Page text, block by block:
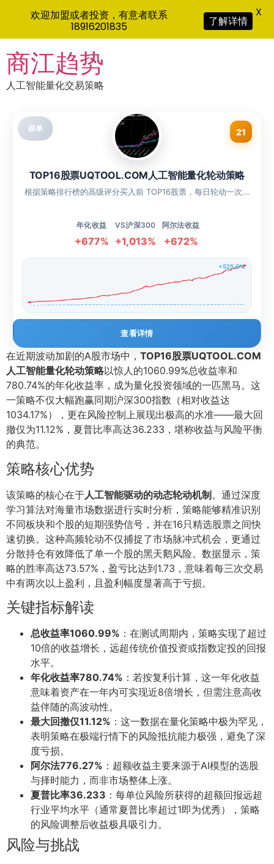
to
content
商江趋势
人工智能量化交易策略
跟单 21
TOP16股票UQTOOL.COM人工智能量化轮动策略
根据策略排行榜的高级评分买入前 TOP16股票，每日轮动一次...
年化收益
+677%
VS沪深300
+1,013%
阿尔法收益
+672%
+525.0%
查看详情
在近期波动加剧的A股市场中， TOP16股票UQTOOL.COM
人工智能量化轮动策略以惊人的1060.99%总收益率和
780.74%的年化收益率，成为量化投资领域的一匹黑马。这
一策略不仅大幅跑赢同期沪深300指数（相对收益达
1034.17%），更在风险控制上展现出极高的水准——最大回
撤仅为11.12%，夏普比率高达36.233，堪称收益与风险平衡
的典范。
策略核心优势
该策略的核心在于人工智能驱动的动态轮动机制。通过深度
学习算法对海量市场数据进行实时分析，策略能够精准识别
不同板块和个股的短期强势信号，并在16只精选股票之间快
速切换。这种高频轮动不仅捕捉了市场脉冲式机会，更通过
分散持仓有效降低了单一个股的黑天鹅风险。数据显示，策
略的胜率高达73.57%，盈亏比达到1.73，意味着每三次交易
中有两次以上盈利，且盈利幅度显著高于亏损。
关键指标解读
总收益率1060.99% ：在测试周期内，策略实现了超过
10倍的收益增长，远超传统价值投资或指数定投的回报
水平。
年化收益率780.74% ：若按复利计算，这一年化收益
意味着资产在一年内可实现近8倍增长，但需注意高收
益伴随的高波动性。
最大回撤仅11.12% ：这一数据在量化策略中极为罕见，
表明策略在极端行情下的风险抵抗能力极强，避免了深
度亏损。
阿尔法776.27% ：超额收益主要来源于AI模型的选股
与择时能力，而非市场整体上涨。
夏普比率36.233 ：每单位风险所获得的超额回报远超
行业平均水平（通常夏普比率超过1即为优秀），策略
的风险调整后收益极具吸引力。
风险与挑战
欢迎加盟或者投资，有意者联系
18916201835
了解详情
X